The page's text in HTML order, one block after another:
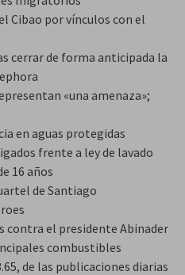
Cibao por vínculos con el
cerrar de forma anticipada la
«una amenaza»;
en aguas protegidas
frente a ley de lavado
16 años
de Santiago
contra el presidente Abinader
combustibles
de las publicaciones diarias